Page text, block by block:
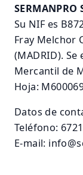
SERMANPRO
Su NIF es
Fray Melchor
(MADRID).
Mercantil de
Hoja:
Datos de
Teléfono:
E-mail: